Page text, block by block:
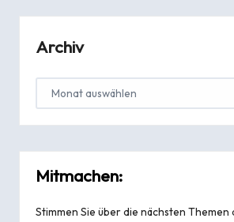
Archiv
Mitmachen:
Stimmen Sie über die nächsten Themen